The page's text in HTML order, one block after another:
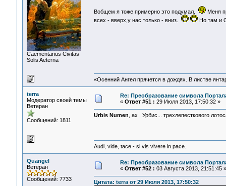
Сaementarius Civitas
Solis Aeterna
Вобщем я тоже примерно это подумал.
Меня
всех - вверх,у нас только - вниз.
Но там и
«Осенний Ангел прячется в дождях. В листве
terra
Модератор своей темы
Ветеран
Сообщений: 1811
Re: Преобразование символа
« Ответ #51 : 29 Июля 2013, 17:50:32 »
Urbis Numen , ах , Урбис... трехлепесткового
Audi, vide, tace - si vis vivere in pace.
Quangel
Ветеран
Сообщений: 7733
Re: Преобразование символа
« Ответ #52 : 03 Августа 2013, 21:51:45 »
Цитата: terra от 29 Июля 2013, 17:50:32